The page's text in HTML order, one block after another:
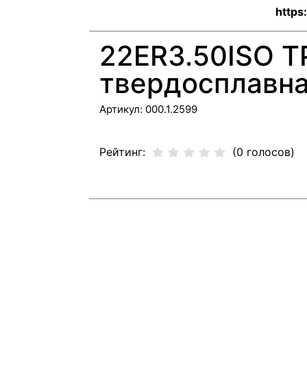
22ER3.50ISO
Артикул: 000.1.2599
Рейтинг: (0 голосов)